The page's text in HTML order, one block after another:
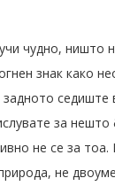
чудно, ништо
знак како
задното
за нешто
не се за тоа.
не